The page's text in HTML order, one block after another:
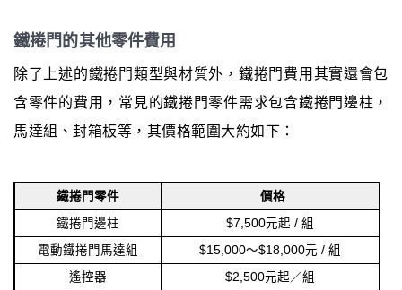
鐵捲門的其他零件費用
除了上述的鐵捲門類型與材質外，鐵捲門費用其實還會包
含零件的費用，常見的鐵捲門零件需求包含鐵捲門邊柱，
馬達組、封箱板等，其價格範圍大約如下：
鐵捲門零件
價格
鐵捲門邊柱
$7,500元起 / 組
電動鐵捲門馬達組
$15,000～$18,000元 / 組
遙控器
$2,500元起／組